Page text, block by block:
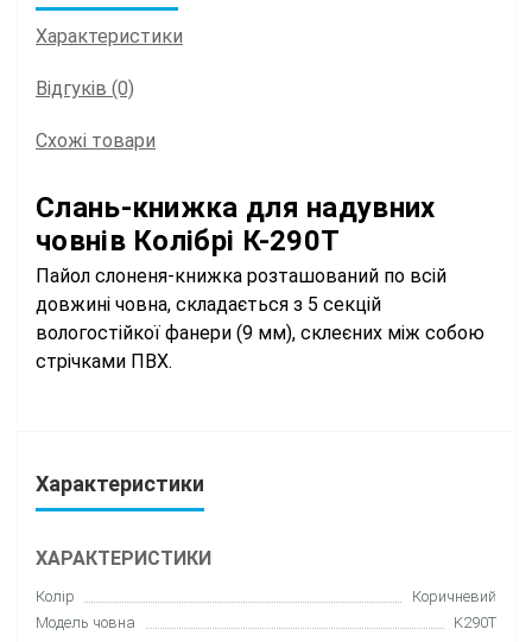
Характеристики
Відгуків (0)
Схожі товари
Слань-книжка для надувних
човнів Колібрі К-290Т
Пайол слоненя-книжка розташований по всій
довжині човна, складається з 5 секцій
вологостійкої фанери (9 мм), склеєних між собою
стрічками ПВХ.
Характеристики
ХАРАКТЕРИСТИКИ
Колір
Коричневий
Модель човна
K290T